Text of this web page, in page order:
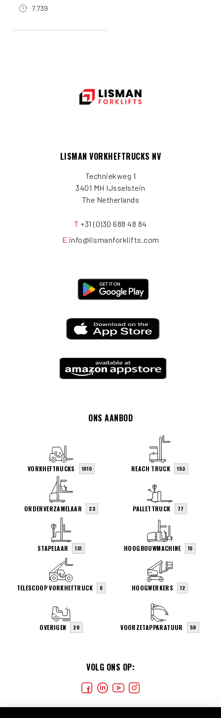
7.739
LISMAN VORKHEFTRUCKS NV
Techniekweg 1
3401 MH IJsselstein
The Netherlands
T +31 (0)30 688 48 84
E info@lismanforklifts.com
VOLG ONS OP:
ONS AANBOD
VORKHEFTRUCKS 1010 REACH TRUCK 153
ORDERVERZAMELAAR 23 PALLETTRUCK 77
STAPELAAR 131 HOOGBOUWMACHINE 15
TELESCOOP VORKHEFTRUCK 6 HOOGWERKERS 12
OVERIGEN 28 VOORZETAPPARATUUR 58